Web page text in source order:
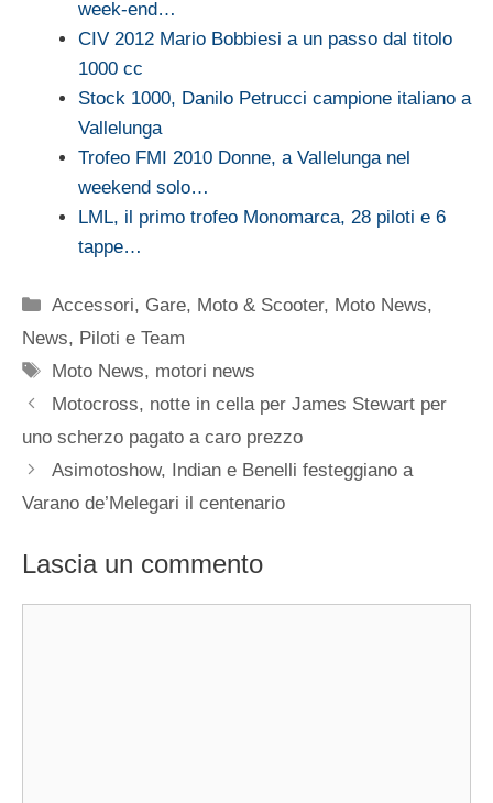
week-end…
CIV 2012 Mario Bobbiesi a un passo dal titolo
1000 cc
Stock 1000, Danilo Petrucci campione italiano a
Vallelunga
Trofeo FMI 2010 Donne, a Vallelunga nel
weekend solo…
LML, il primo trofeo Monomarca, 28 piloti e 6
tappe…
Categorie
Accessori, Gare, Moto & Scooter, Moto News,
News, Piloti e Team
Tag
Moto News, motori news
Motocross, notte in cella per James Stewart per
uno scherzo pagato a caro prezzo
Asimotoshow, Indian e Benelli festeggiano a
Varano de’Melegari il centenario
Lascia un commento